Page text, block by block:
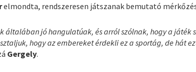
elmondta, rendszeresen játszanak bemutató
általában jó hangulatúak, és arról szólnak, hogy a játék
hogy az embereket érdekli ez a sportág, de hát
Gergely.